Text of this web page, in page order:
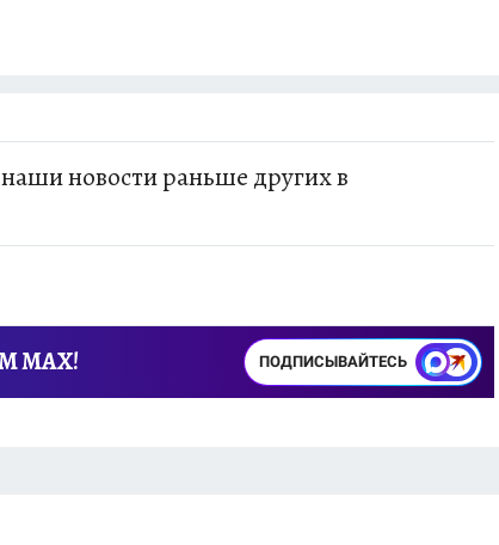
новости раньше других в
MAX! ПОДПИСЫВАЙТЕСЬ